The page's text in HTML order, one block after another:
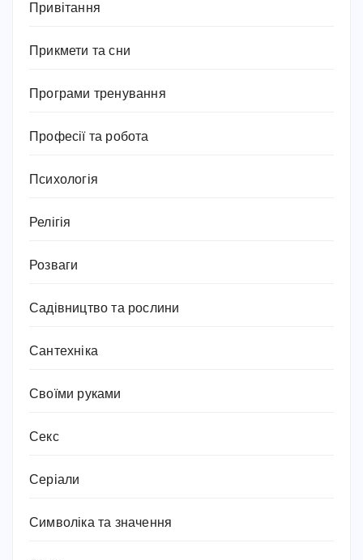
Привітання
Прикмети та сни
Програми тренування
Професії та робота
Психологія
Релігія
Розваги
Садівництво та рослини
Сантехніка
Своїми руками
Секс
Серіали
Символіка та значення